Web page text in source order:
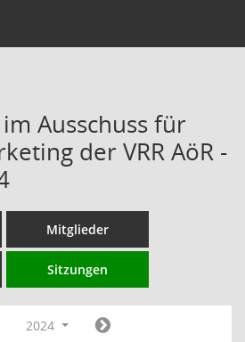
Ausschuss für
der VRR AöR -
Mitglieder
Sitzungen
2024